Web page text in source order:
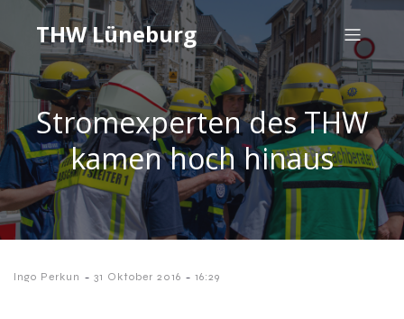
THW Lüneburg
Stromexperten des THW
kamen hoch hinaus
Ingo Perkun - 31 Oktober 2016 - 16:29